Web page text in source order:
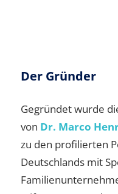
Der Gründer
Gegründet wurde
von Dr. Marco
zu den profilierten
Deutschlands mit